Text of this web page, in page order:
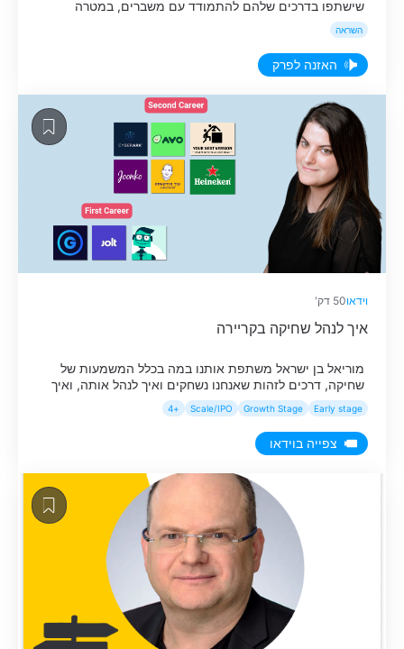
שישתפו בדרכים שלהם להתמודד עם משברים, במטרה
שיזמים אחרים יוכלו למצוא בזה תקווה, השראה, ואולי גם
כלים פרקטים.
השראה
האזנה לפרק
וידאו50 דק'
איך לנהל שחיקה בקריירה
מוריאל בן ישראל משתפת אותנו במה בכלל המשמעות של
שחיקה, דרכים לזהות שאנחנו נשחקים ואיך לנהל אותה, ואיך
להתמודד כמנהלים עם שחיקה אצל העובדים שלנו.
Early stage
Growth Stage
Scale/IPO
+4
צפייה בוידאו